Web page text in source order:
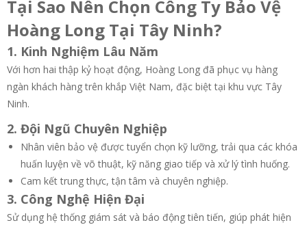
Tại Sao Nên Chọn Công Ty Bảo Vệ
Hoàng Long Tại Tây Ninh?
1. Kinh Nghiệm Lâu Năm
Với hơn hai thập kỷ hoạt động, Hoàng Long đã phục vụ hàng
ngàn khách hàng trên khắp Việt Nam, đặc biệt tại khu vực Tây
Ninh.
2. Đội Ngũ Chuyên Nghiệp
Nhân viên bảo vệ được tuyển chọn kỹ lưỡng, trải qua các khóa
huấn luyện về võ thuật, kỹ năng giao tiếp và xử lý tình huống.
Cam kết trung thực, tận tâm và chuyên nghiệp.
3. Công Nghệ Hiện Đại
Sử dụng hệ thống giám sát và báo động tiên tiến, giúp phát hiện